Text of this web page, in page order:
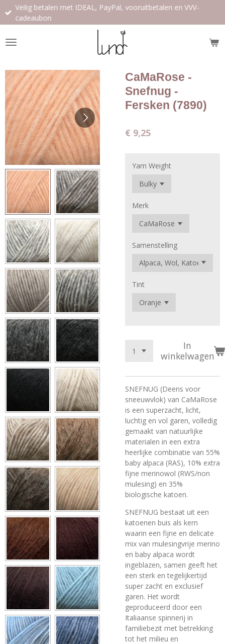
Ga
direct
de
Veilig betalen met IDEAL, PayPal, vooruitbetalen en VVV-
cadeaubon
CaMaRose -
Snefnug -
Fersken (7890)
€ 9,25
Yarn Weight
Merk
Samenstelling
Tint
In
winkelwagen
SNEFNUG (Deens voor
sneeuwvlok) van CaMaRose
is een superzacht, licht,
luchtig en vol garen, volledig
gemaakt van natuurlijke
materialen in een extra
heerlijke combinatie van 55%
baby alpaca (RAS), 10% extra
fijne merinowol (RWS/non
mulesing) en 35%
biologische katoen.
SNEFNUG bestaat uit een
katoenen buis als kern
waarin een fijne en delicate
mix van mulesingvrije merino
en baby alpaca wordt
ingeblazen, samen geeft het
een sterk en tegelijkertijd
super zacht en exclusief
garen. Het wordt
geproduceerd door een
Italiaanse spinnerij in
familiebezit met betrekking
tot het milieu en